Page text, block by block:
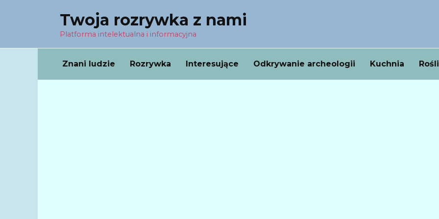
Twoja rozrywka z nami
Platforma intelektualna i informacyjna
Znani ludzie Rozrywka Interesujące Odkrywanie archeologii Kuchnia